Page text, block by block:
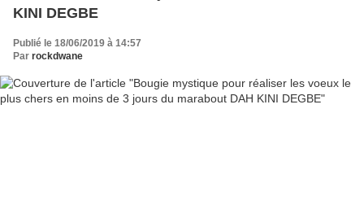
KINI DEGBE
Publié le 18/06/2019 à 14:57
Par rockdwane